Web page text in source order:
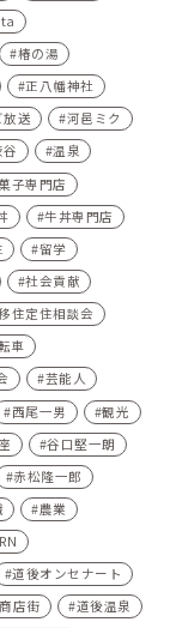
椿の湯
正八幡神社
送
河⾢ミク
谷
温泉
子専門店
牛丼専門店
留学
社会貢献
住定住相談会
車
芸能人
西尾一男
観光
谷口堅一朗
赤松隆一郎
農業
道後オンセナート
店街
道後温泉